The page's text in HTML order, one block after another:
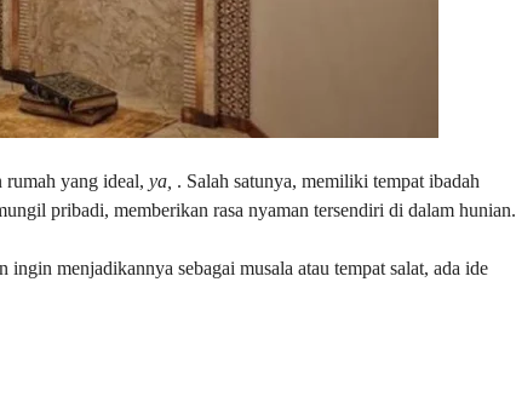
rumah yang ideal, ya, . Salah satunya, memiliki tempat ibadah
pribadi, memberikan rasa nyaman tersendiri di dalam hunian.
menjadikannya sebagai musala atau tempat salat, ada ide